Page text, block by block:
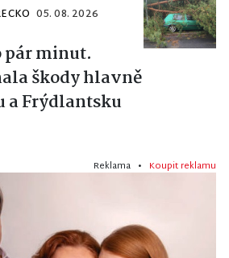
05. 08. 2026
pár minut.
škody hlavně
a Frýdlantsku
Reklama • Koupit reklamu